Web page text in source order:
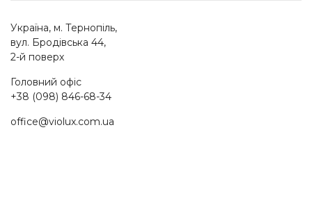
Україна, м. Тернопіль,
вул. Бродівська 44,
2-й поверх
Головний офіс
+38 (098) 846-68-34
office@violux.com.ua